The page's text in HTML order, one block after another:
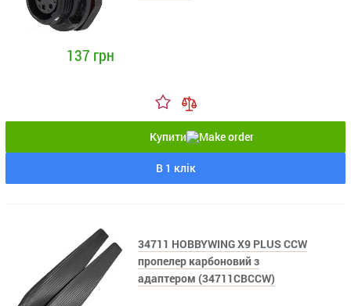
137 грн
Купити
В 1 клік
34711 HOBBYWING X9 PLUS CСW
пропелер карбоновий з
адаптером (34711CBCCW)